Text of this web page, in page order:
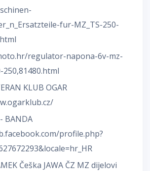
fur-MZ_TS-250-
regulator-napona-6v-mz-
KLUB OGAR
BANDA
profile.php?
Češka JAWA ČZ MZ dijelovi